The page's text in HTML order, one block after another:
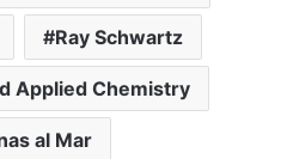
Ray Schwartz
Applied Chemistry
al Mar